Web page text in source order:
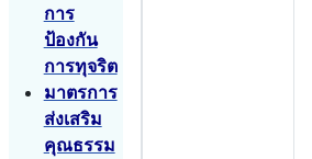
การ
ป้องกัน
การทุจริต
มาตรการ
ส่งเสริม
คุณธรรม